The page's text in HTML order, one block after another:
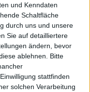
und Kenndaten
Schaltfläche
durch uns und unsere
Sie auf detailliertere
ändern, bevor
ablehnen. Bitte
stattfinden
solchen Verarbeitung
Charakter, bleibt
“Gebet” wirkt
nach, fällt aber
auf.
des Genres, ist nur
zum Schluss
das nicht in